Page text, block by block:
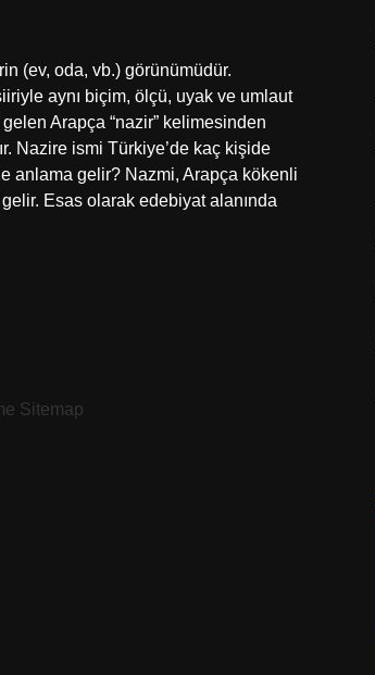
(ev, oda, vb.) görünümüdür.
aynı biçim, ölçü, uyak ve umlaut
Arapça “nazir” kelimesinden
Nazire ismi Türkiye’de kaç kişide
anlama gelir? Nazmi, Arapça kökenli
Esas olarak edebiyat alanında
Sitemap